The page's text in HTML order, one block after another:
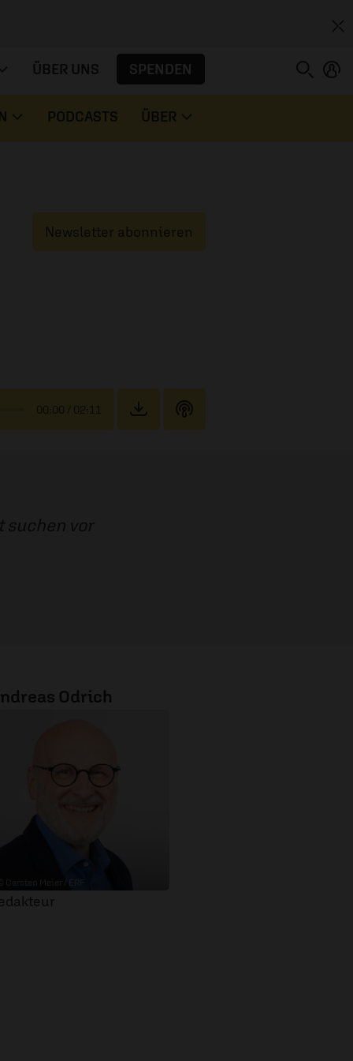
ÜBER UNS SPENDEN
PODCASTS ÜBER
Newsletter abonnieren
00:00 / 02:11
suchen vor
Odrich
Carsten Meier / ERF